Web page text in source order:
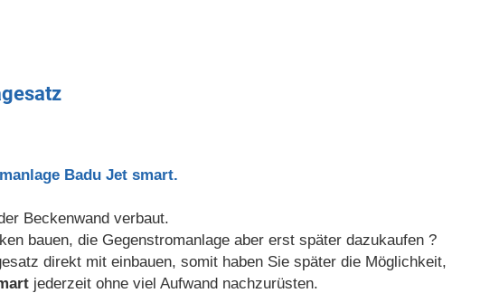
Badu Jet smart.
Beckenwand verbaut.
bauen, die Gegenstromanlage aber erst später dazukaufen ?
direkt mit einbauen, somit haben Sie später die Möglichkeit,
jederzeit ohne viel Aufwand nachzurüsten.